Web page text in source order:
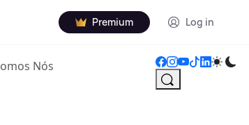
Premium Log in
Nós